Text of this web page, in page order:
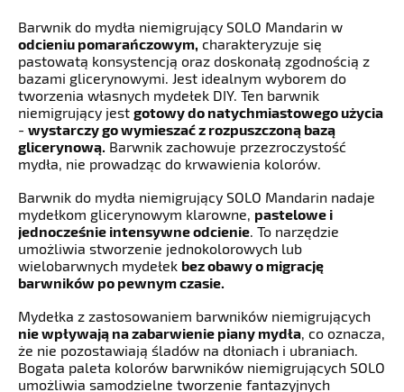
Barwnik do mydła niemigrujący SOLO Mandarin w
odcieniu pomarańczowym, charakteryzuje się
pastowatą konsystencją oraz doskonałą zgodnością z
bazami glicerynowymi. Jest idealnym wyborem do
tworzenia własnych mydełek DIY. Ten barwnik
niemigrujący jest gotowy do natychmiastowego użycia
- wystarczy go wymieszać z rozpuszczoną bazą
glicerynową. Barwnik zachowuje przezroczystość
mydła, nie prowadząc do krwawienia kolorów.
Barwnik do mydła niemigrujący SOLO Mandarin nadaje
mydełkom glicerynowym klarowne, pastelowe i
jednocześnie intensywne odcienie. To narzędzie
umożliwia stworzenie jednokolorowych lub
wielobarwnych mydełek bez obawy o migrację
barwników po pewnym czasie.
Mydełka z zastosowaniem barwników niemigrujących
nie wpływają na zabarwienie piany mydła , co oznacza,
że nie pozostawiają śladów na dłoniach i ubraniach.
Bogata paleta kolorów barwników niemigrujących SOLO
umożliwia samodzielne tworzenie fantazyjnych